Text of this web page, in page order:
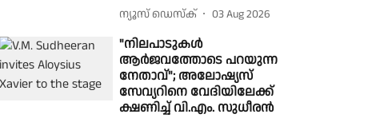
ന്യൂസ് ഡെസ്ക് 03 Aug 2026
"നിലപാടുകൾ
ആർജവത്തോടെ പറയുന്ന
നേതാവ്"; അലോഷ്യസ്
സേവ്യറിനെ വേദിയിലേക്ക്
ക്ഷണിച്ച് വി.എം. സുധീരൻ